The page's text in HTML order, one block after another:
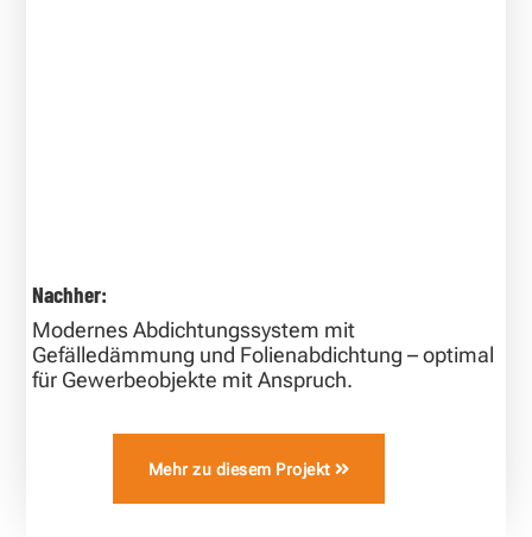
Nachher:
Modernes Abdichtungssystem mit
Gefälledämmung und Folienabdichtung – optimal
für Gewerbeobjekte mit Anspruch.
Mehr zu diesem Projekt